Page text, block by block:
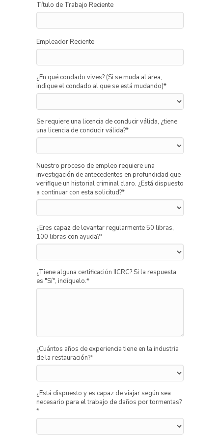
Título de Trabajo Reciente
Empleador Reciente
¿En qué condado vives? (Si se muda al área,
indique el condado al que se está mudando)*
Se requiere una licencia de conducir válida, ¿tiene
una licencia de conducir válida?*
Nuestro proceso de empleo requiere una
investigación de antecedentes en profundidad que
verifique un historial criminal claro. ¿Está dispuesto
a continuar con esta solicitud?*
¿Eres capaz de levantar regularmente 50 libras,
100 libras con ayuda?*
¿Tiene alguna certificación IICRC? Si la respuesta
es "Sí", indíquelo.*
¿Cuántos años de experiencia tiene en la industria
de la restauración?*
¿Está dispuesto y es capaz de viajar según sea
necesario para el trabajo de daños por tormentas?
*